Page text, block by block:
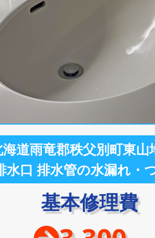
道雨竜郡秩父別町東山
水口 排水管の水漏れ・
基本修理費